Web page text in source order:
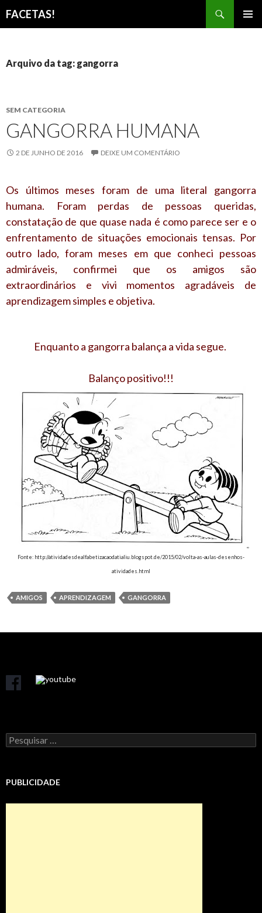
FACETAS!
CONTEÚDO
Arquivo da tag: gangorra
SEM CATEGORIA
GANGORRA HUMANA
2 DE JUNHO DE 2016 DEIXE UM COMENTÁRIO
Os últimos meses foram de uma literal gangorra
humana. Foram perdas de pessoas queridas,
constatação de que quase nada é como parece ser e o
enfrentamento de situações emocionais tensas. Por
outro lado, foram meses em que conheci pessoas
admiráveis, confirmei que os amigos são
extraordinários e vivi momentos agradáveis de
aprendizagem simples e objetiva.
Enquanto a gangorra balança a vida segue.
Balanço positivo!!!
Fonte: http://atividadesdealfabetizacaodatialiu.blogspot.de/2015/02/volta-as-aulas-desenhos-
atividades.html
AMIGOS APRENDIZAGEM GANGORRA
Pesquisar
por:
PUBLICIDADE